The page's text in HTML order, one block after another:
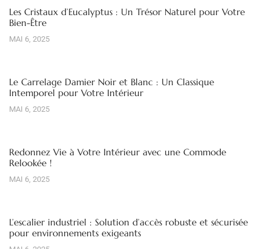
Les Cristaux d’Eucalyptus : Un Trésor Naturel pour Votre
Bien-Être
MAI 6, 2025
Le Carrelage Damier Noir et Blanc : Un Classique
Intemporel pour Votre Intérieur
MAI 6, 2025
Redonnez Vie à Votre Intérieur avec une Commode
Relookée !
MAI 6, 2025
L’escalier industriel : Solution d’accès robuste et sécurisée
pour environnements exigeants